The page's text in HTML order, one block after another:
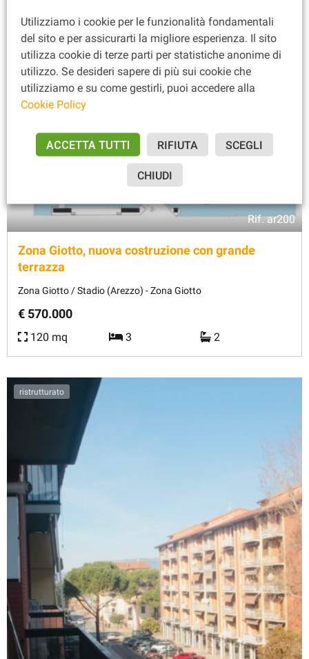
Rif.ar200
Zona Giotto, nuova costruzione con grande
terrazza
Zona Giotto / Stadio (Arezzo) - Zona Giotto
€ 570.000
120 mq 3 2
ristrutturato
Utilizziamo i cookie per le funzionalità fondamentali
del sito e per assicurarti la migliore esperienza. Il sito
utilizza cookie di terze parti per statistiche anonime di
utilizzo. Se desideri sapere di più sui cookie che
utilizziamo e su come gestirli, puoi accedere alla
Cookie Policy
ACCETTA TUTTI RIFIUTA SCEGLI
CHIUDI